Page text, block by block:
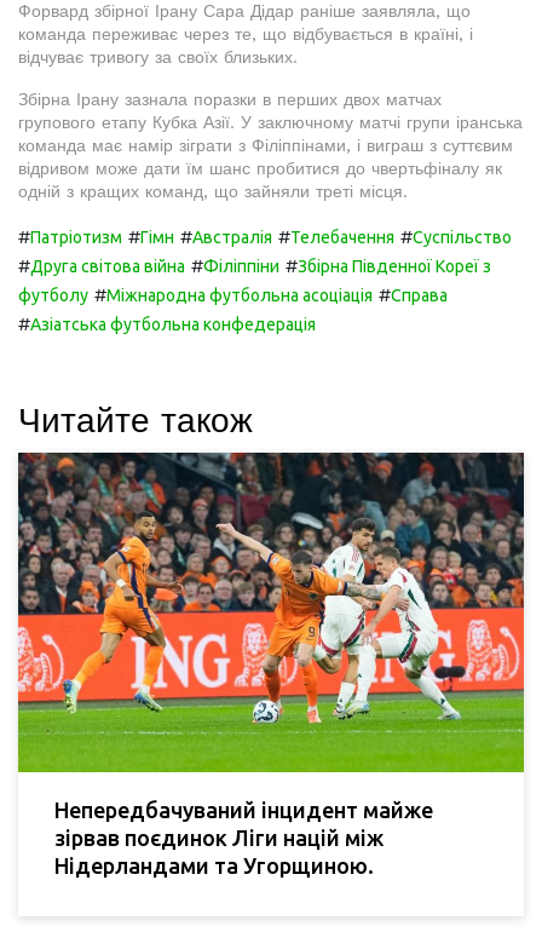
Форвард збірної Ірану Сара Дідар раніше заявляла, що
команда переживає через те, що відбувається в країні, і
відчуває тривогу за своїх близьких.
Збірна Ірану зазнала поразки в перших двох матчах
групового етапу Кубка Азії. У заключному матчі групи іранська
команда має намір зіграти з Філіппінами, і виграш з суттєвим
відривом може дати їм шанс пробитися до чвертьфіналу як
одній з кращих команд, що зайняли треті місця.
#Патріотизм #Гімн #Австралія #Телебачення #Суспільство
#Друга світова війна #Філіппіни #Збірна Південної Кореї з
футболу #Міжнародна футбольна асоціація #Справа
#Азіатська футбольна конфедерація
Читайте також
Непередбачуваний інцидент майже
зірвав поєдинок Ліги націй між
Нідерландами та Угорщиною.